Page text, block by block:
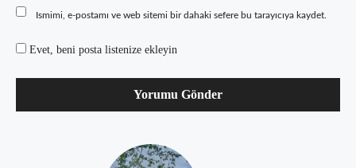
Ismimi, e-postamı ve web sitemi bir dahaki sefere bu tarayıcıya kaydet.
Evet, beni posta listenize ekleyin